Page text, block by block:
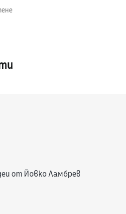
от Йовко Ламбрев